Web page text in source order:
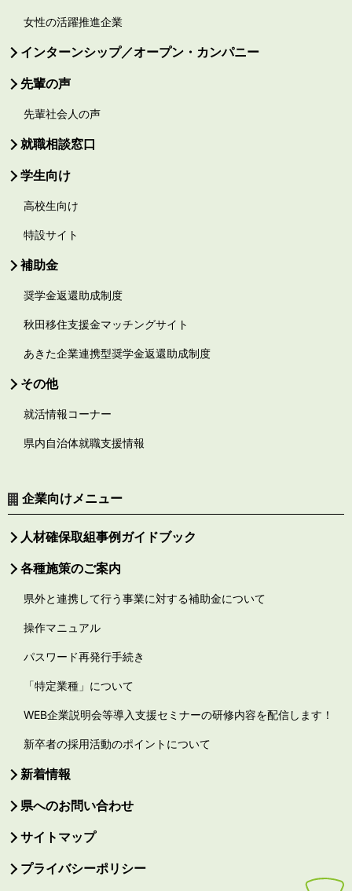
女性の活躍推進企業
インターンシップ／オープン・カンパニー
先輩の声
先輩社会人の声
就職相談窓口
学生向け
高校生向け
特設サイト
補助金
奨学金返還助成制度
秋田移住支援金マッチングサイト
あきた企業連携型奨学金返還助成制度
その他
就活情報コーナー
県内自治体就職支援情報
企業向けメニュー
人材確保取組事例ガイドブック
各種施策のご案内
県外と連携して行う事業に対する補助金について
操作マニュアル
パスワード再発行手続き
「特定業種」について
WEB企業説明会等導入支援セミナーの研修内容を配信します！
新卒者の採用活動のポイントについて
新着情報
県へのお問い合わせ
サイトマップ
プライバシーポリシー